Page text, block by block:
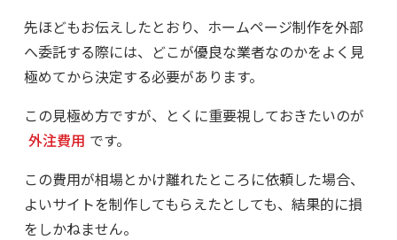
先ほどもお伝えしたとおり、ホームページ制作を外部
へ委託する際には、どこが優良な業者なのかをよく見
極めてから決定する必要があります。
この見極め方ですが、とくに重要視しておきたいのが
外注費用 です。
この費用が相場とかけ離れたところに依頼した場合、
よいサイトを制作してもらえたとしても、結果的に損
をしかねません。